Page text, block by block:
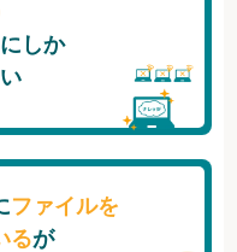
にしか
ファイルを
るが